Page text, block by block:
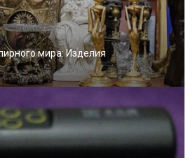
мира: Изделия